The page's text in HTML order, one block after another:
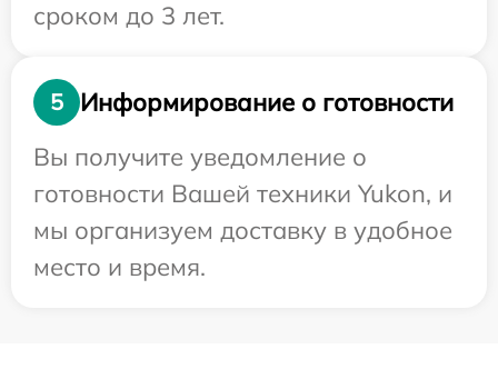
сроком до 3 лет.
5
Информирование о готовности
Вы получите уведомление о
готовности Вашей техники Yukon, и
мы организуем доставку в удобное
место и время.